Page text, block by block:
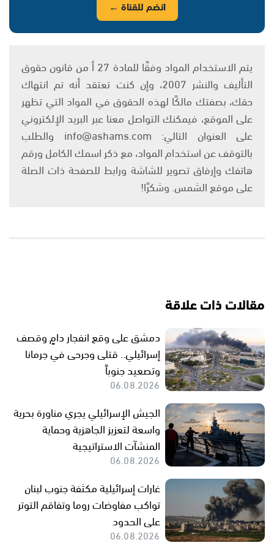
انضم للقناة ←
يتم الاستخدام المواد وفقًا للمادة 27 أ من قانون حقوق
التأليف والنشر 2007، وإن كنت تعتقد أنه تم انتهاك
حقك، بصفتك مالكًا لهذه الحقوق في المواد التي تظهر
على الموقع، فيمكنك التواصل معنا عبر البريد الإلكتروني
على العنوان التالي: info@ashams.com والطلب
بالتوقف عن استخدام المواد، مع ذكر اسمك الكامل ورقم
هاتفك وإرفاق تصوير للشاشة ورابط للصفحة ذات الصلة
على موقع الشمس. وشكرًا!
مقالات ذات علاقة
دمشق على وقع انفجار دامٍ وقصف
إسرائيلي.. قتلى وجرحى في جرمانا
وتصعيد جنوباً
06.08.2026
الجيش الإسرائيلي يجري مناورة بحرية
واسعة لتعزيز الجاهزية وحماية
المنشآت الاستراتيجية
06.08.2026
غارات إسرائيلية مكثفة جنوب لبنان
تواكب مفاوضات روما وتفاقم التوتر
على الحدود
06.08.2026